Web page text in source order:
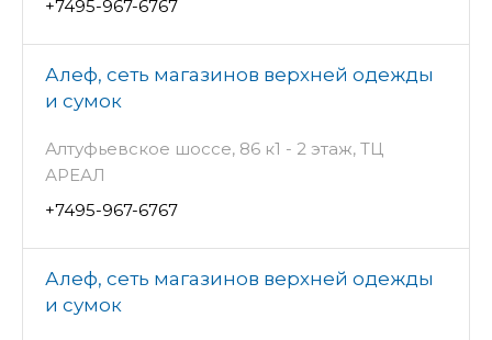
+7495-967-6767
Алеф, сеть магазинов верхней одежды
и сумок
Алтуфьевское шоссе, 86 к1 - 2 этаж, ТЦ
АРЕАЛ
+7495-967-6767
Алеф, сеть магазинов верхней одежды
и сумок